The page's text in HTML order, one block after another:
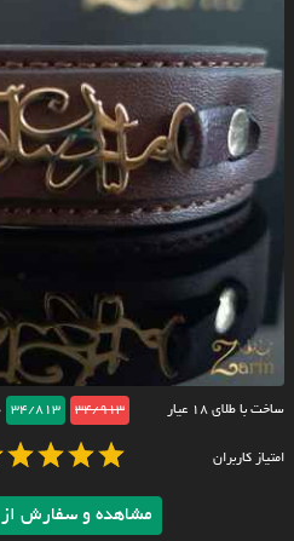
ساخت با طلای ۱۸ عیار 34/913
34/813
امتیاز کاربران
مشاهده و سفارش از